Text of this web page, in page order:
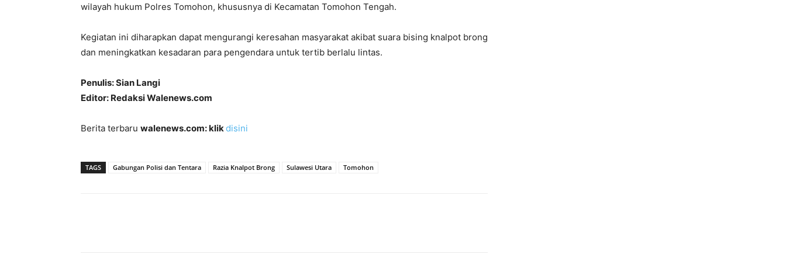
wilayah hukum Polres Tomohon, khususnya di Kecamatan Tomohon Tengah.
Kegiatan ini diharapkan dapat mengurangi keresahan masyarakat akibat suara bising knalpot brong
dan meningkatkan kesadaran para pengendara untuk tertib berlalu lintas.
Penulis: Sian Langi
Editor: Redaksi Walenews.com
Berita terbaru walenews.com: klik disini
TAGS Gabungan Polisi dan Tentara Razia Knalpot Brong Sulawesi Utara Tomohon